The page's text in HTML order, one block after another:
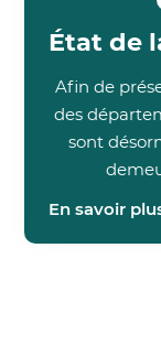
État de
Afin de
des
sont
En savoir